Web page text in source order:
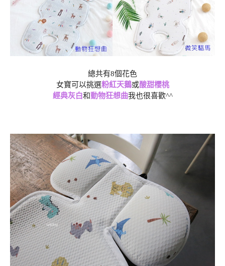
總共有8個花色
女寶可以挑選粉紅天鵝或酸甜櫻桃
經典灰白和動物狂想曲我也很喜歡^^